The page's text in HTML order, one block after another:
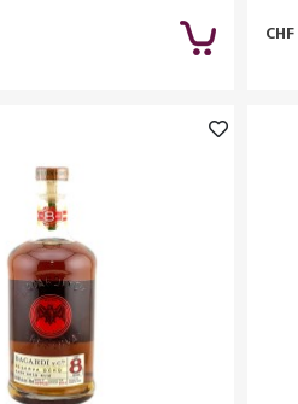
CHF